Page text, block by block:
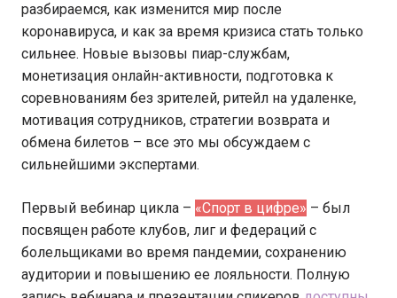
разбираемся, как изменится мир после
коронавируса, и как за время кризиса стать только
сильнее. Новые вызовы пиар-службам,
монетизация онлайн-активности, подготовка к
соревнованиям без зрителей, ритейл на удаленке,
мотивация сотрудников, стратегии возврата и
обмена билетов – все это мы обсуждаем с
сильнейшими экспертами.
Первый вебинар цикла – «Спорт в цифре» – был
посвящен работе клубов, лиг и федераций с
болельщиками во время пандемии, сохранению
аудитории и повышению ее лояльности. Полную